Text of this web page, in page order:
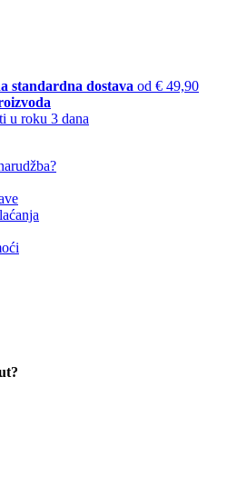
standardna dostava od € 49,90
u roku 3 dana